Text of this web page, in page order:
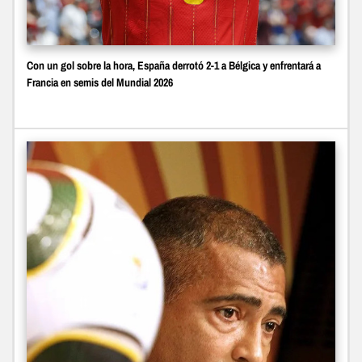
Con un gol sobre la hora, España derrotó 2-1 a Bélgica y enfrentará a
Francia en semis del Mundial 2026